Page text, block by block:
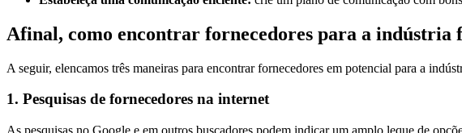
Afinal, como encontrar fornecedores para a indústria
A seguir, elencamos três maneiras para encontrar fornecedores em potencial para a
1. Pesquisas de fornecedores na internet
As pesquisas no Google e em outros buscadores podem indicar um amplo leque de